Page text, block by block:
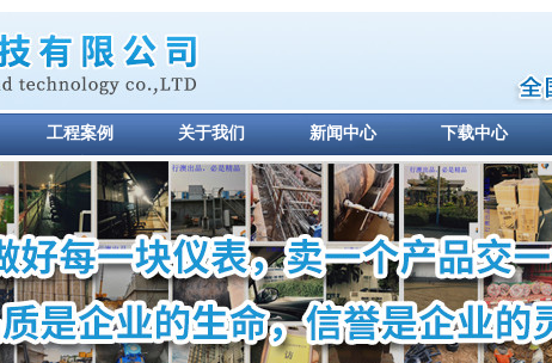
工程案例 关于我们 新闻中心 下载中心